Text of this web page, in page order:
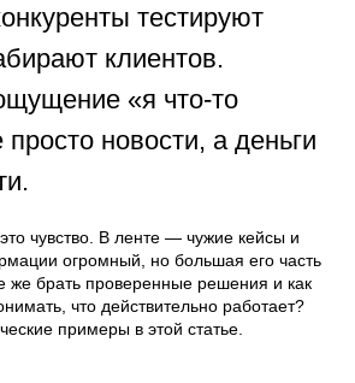
тестируют
клиентов.
«я что-то
новости, а деньги
чувство. В ленте — чужие кейсы и
огромный, но большая его часть
брать проверенные решения и как
что действительно работает?
примеры в этой статье.